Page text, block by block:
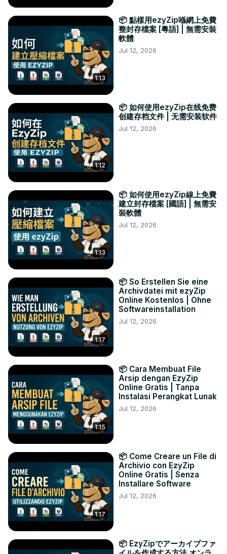
1:13
📦 點樣用ezyZip喺網上免費
整封存檔案 [粵語] | 無需安裝
軟體
Jul 12, 2026
1:12
📦 如何使用ezyZip在线免费
创建存档文件 | 无需安装软件
Jul 12, 2026
1:13
📦 如何使用ezyZip線上免費
建立封存檔案 [國語] | 無需安
裝軟體
Jul 12, 2026
1:17
📦 So Erstellen Sie eine
Archivdatei mit ezyZip
Online Kostenlos | Ohne
Softwareinstallation
Jul 12, 2026
1:15
📦 Cara Membuat File
Arsip dengan EzyZip
Online Gratis | Tanpa
Instalasi Perangkat Lunak
Jul 12, 2026
1:17
📦 Come Creare un File di
Archivio con EzyZip
Online Gratis | Senza
Installare Software
Jul 12, 2026
📦 EzyZipでアーカイブファ